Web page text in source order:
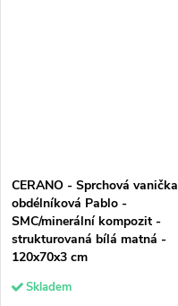
CERANO - Sprchová vanička
obdélníková Pablo -
SMC/minerální kompozit -
strukturovaná bílá matná -
120x70x3 cm
Skladem